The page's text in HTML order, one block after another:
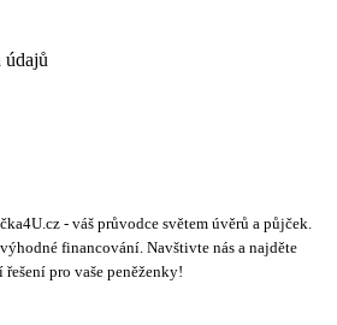
údajů
- váš průvodce světem úvěrů a půjček.
financování. Navštivte nás a najděte
řešení pro vaše peněženky!